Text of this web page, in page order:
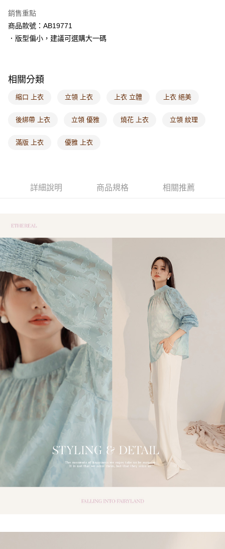
每筆NT$60，滿NT$1,000(含以上)免運費
付款後7-11取貨
每筆NT$60，滿NT$1,000(含以上)免運費
每筆NT$120，滿NT$1,000(含以上)免運費
付款後門市自取
海外配送-港/澳/新/馬/泰國專屬 查看運費
海外配送-其他亞洲地區
銷售重點
商品款號：AB19771
．版型偏小，建議可選購大一碼
相關分類
縮口 上衣 立領 上衣 上衣 立體 上衣 絕美
後綁帶 上衣 立領 優雅 燒花 上衣 立領 紋理
滿版 上衣 優雅 上衣
詳細說明 商品規格 相關推薦